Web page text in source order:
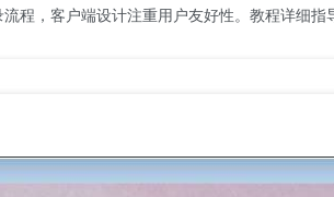
程，客户端设计注重用户友好性。教程详细